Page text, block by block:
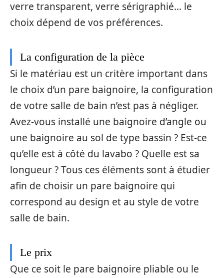
verre transparent, verre sérigraphié… le
choix dépend de vos préférences.
La configuration de la pièce
Si le matériau est un critère important dans
le choix d’un pare baignoire, la configuration
de votre salle de bain n’est pas à négliger.
Avez-vous installé une baignoire d’angle ou
une baignoire au sol de type bassin ? Est-ce
qu’elle est à côté du lavabo ? Quelle est sa
longueur ? Tous ces éléments sont à étudier
afin de choisir un pare baignoire qui
correspond au design et au style de votre
salle de bain.
Le prix
Que ce soit le pare baignoire pliable ou le